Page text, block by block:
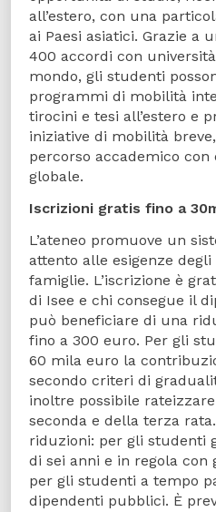
all’estero, con una
ai Paesi asiatici. Grazie a
400 accordi con
mondo, gli studenti
programmi di mobilità
tirocini e tesi all’estero e
iniziative di mobilità
percorso accademico con
globale.
Iscrizioni gratis fino a
L’ateneo promuove un
attento alle esigenze
famiglie. L’iscrizione è
di Isee e chi consegue il
può beneficiare di una
fino a 300 euro. Per gli
60 mila euro la
secondo criteri di
inoltre possibile
seconda e della terza
riduzioni: per gli studenti
di sei anni e in regola con
per gli studenti a tempo
dipendenti pubblici. È